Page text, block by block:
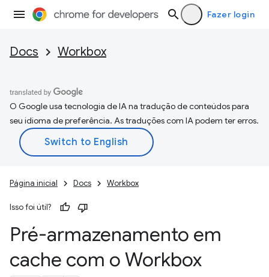
Fazer login
Docs Workbox
O Google usa tecnologia de IA na tradução de conteúdos para
seu idioma de preferência. As traduções com IA podem ter erros.
Página inicial Docs Workbox
Isso foi útil?
Pré-armazenamento em
cache com o Workbox